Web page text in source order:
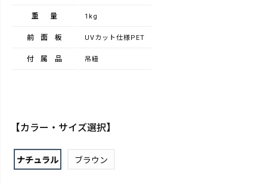
重量 1kg
前面板 UVカット仕様PET
付属品 吊紐
【カラー・サイズ選択】
ナチュラル ブラウン